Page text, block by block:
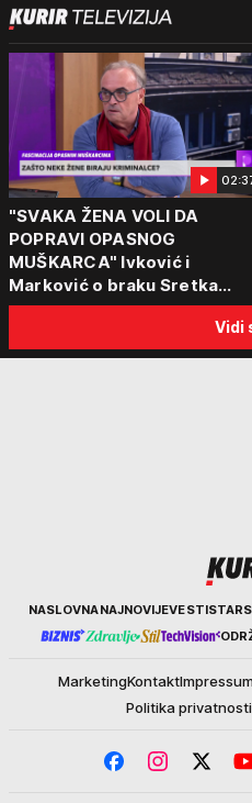
"SVAKA ŽENA VOLI DA
POPRAVI OPASNOG
MUŠKARCA" Ivković i
Marković o braku Sretka
Kalinića i fenomenu žena
biraju kriminalce: "Neće sa
nekim ko nema para"
Vidi
KurirNASLOVNANAJNOVIJEVESTISTARS
MarketingKontaktImpressum
Politika privatnosti